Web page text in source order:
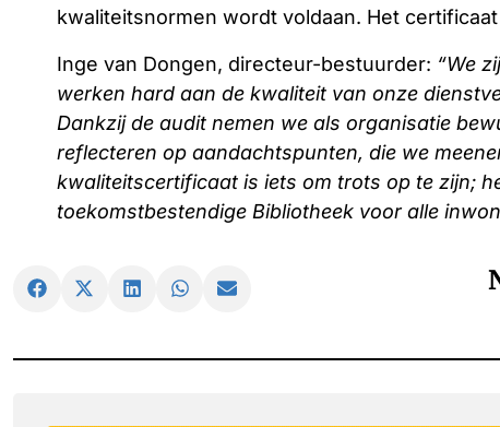
kwaliteitsnormen wordt voldaan. Het
Inge van Dongen, directeur-bestuurder: “We
werken hard aan de kwaliteit van onze
Dankzij de audit nemen we als organisatie
reflecteren op aandachtspunten, die we
kwaliteitscertificaat is iets om trots op te zijn;
toekomstbestendige Bibliotheek voor alle